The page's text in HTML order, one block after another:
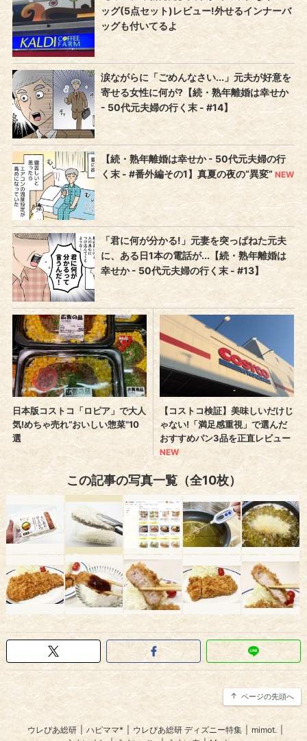
この記事の写真一覧（全10枚）
ページの先頭へ
ウレぴあ総研 | ハピママ* ウレぴあ総研 ディズニー特集 | mimot.